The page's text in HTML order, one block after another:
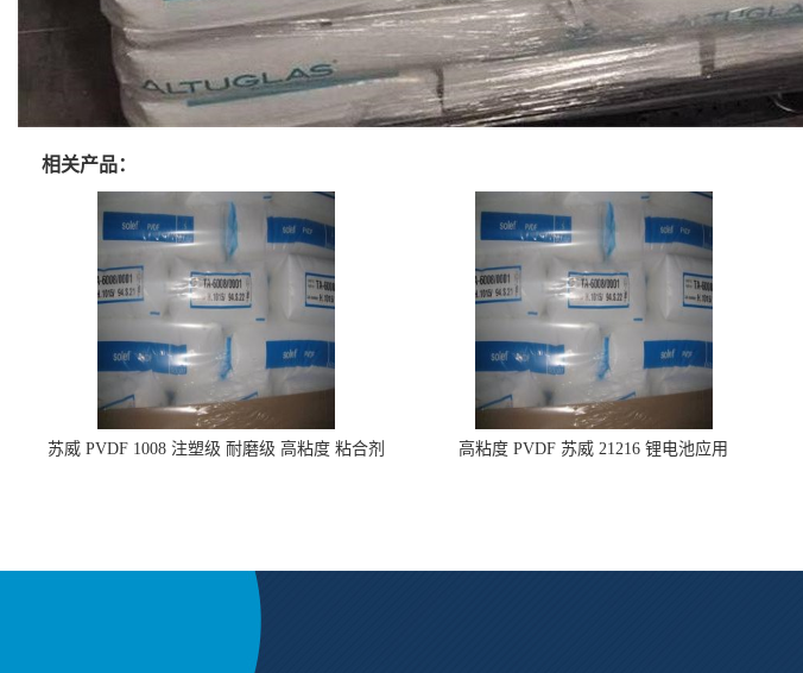
相关产品：
苏威 PVDF 1008 注塑级 耐磨级 高粘度 粘合剂
高粘度 PVDF 苏威 21216 锂电池应用